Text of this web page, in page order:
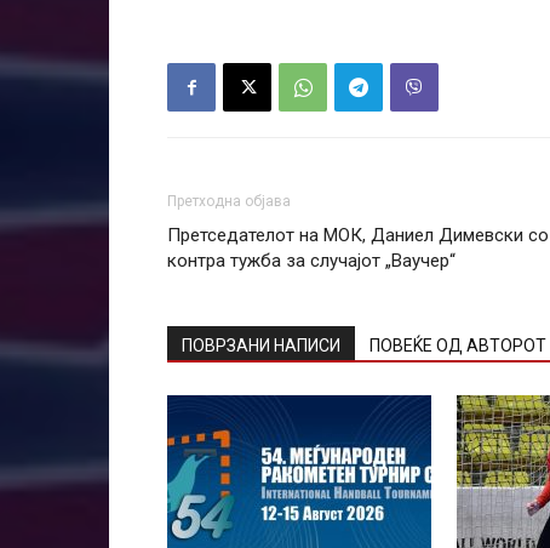
Претходна објава
Претседателот на МОК, Даниел Димевски со
контра тужба за случајот „Ваучер“
ПОВРЗАНИ НАПИСИ ПОВЕЌЕ ОД АВТОРОТ